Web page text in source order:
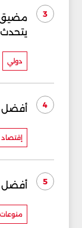
3
مضيق
دولي
4 أفضل 10 سيارات مناسبة
إقتصاد
5 أفضل
منوعات